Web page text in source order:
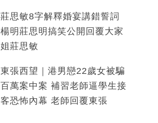
莊思敏8字解釋婚宴講錯誓詞
楊明莊思明搞笑公開回覆大家
姐莊思敏
東張西望｜港男戀22歲女被騙
百萬案中案 補習老師逼學生接
客恐怖內幕 老師回覆東張